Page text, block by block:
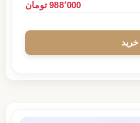
988٬000 تومان